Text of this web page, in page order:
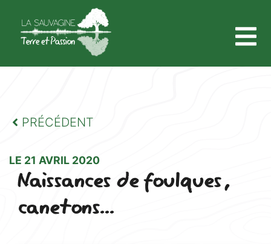
PRÉCÉDENT
LE 21 AVRIL 2020
Naissances de foulques,
canetons...